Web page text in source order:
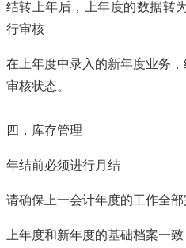
结转上年后，上年度的数据转
行审核
在上年度中录入的新年度业务
审核状态。
四，库存管理
年结前必须进行月结
请确保上一会计年度的工作全
上年度和新年度的基础档案一致